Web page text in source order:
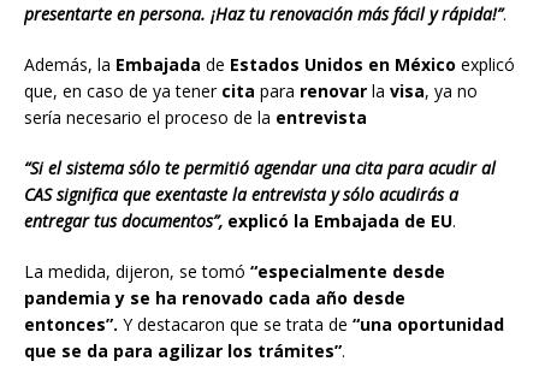
presentarte en persona. ¡Haz tu renovación más fácil y rápida!”.
Además, la Embajada de Estados Unidos en México explicó
que, en caso de ya tener cita para renovar la visa, ya no
sería necesario el proceso de la entrevista
“Si el sistema sólo te permitió agendar una cita para acudir al
CAS significa que exentaste la entrevista y sólo acudirás a
entregar tus documentos”, explicó la Embajada de EU.
La medida, dijeron, se tomó “especialmente desde
pandemia y se ha renovado cada año desde
entonces”. Y destacaron que se trata de “una oportunidad
que se da para agilizar los trámites”.